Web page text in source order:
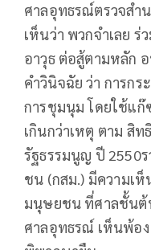
ศาลอุทธรณ์ตรวจสำ
เห็นว่า พวกจำเลย
อาวุธ ต่อสู้ตามหลัก
คำวินิจฉัย ว่า การกร
การชุมนุม โดยใช้แก๊
เกินกว่าเหตุ ตาม สิ
รัฐธรรมนูญ ปี 2550
ชน (กสม.) มีความเห็
มนุษยชน ที่ศาลชั้นต้
ศาลอุทธรณ์ เห็นพ้อ